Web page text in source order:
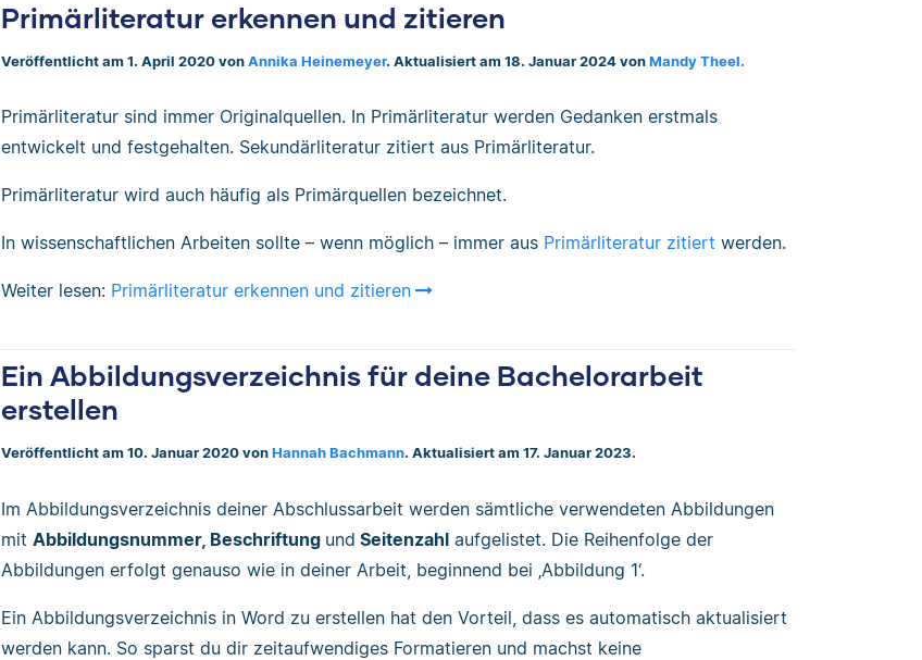
Primärliteratur erkennen und zitieren
Veröffentlicht am 1. April 2020 von Annika Heinemeyer. Aktualisiert am 18. Januar 2024 von Mandy Theel.
Primärliteratur sind immer Originalquellen. In Primärliteratur werden Gedanken erstmals
entwickelt und festgehalten. Sekundärliteratur zitiert aus Primärliteratur.
Primärliteratur wird auch häufig als Primärquellen bezeichnet.
In wissenschaftlichen Arbeiten sollte – wenn möglich – immer aus Primärliteratur zitiert werden.
Weiter lesen: Primärliteratur erkennen und zitieren
Ein Abbildungsverzeichnis für deine Bachelorarbeit
erstellen
Veröffentlicht am 10. Januar 2020 von Hannah Bachmann. Aktualisiert am 17. Januar 2023.
Im Abbildungsverzeichnis deiner Abschlussarbeit werden sämtliche verwendeten Abbildungen
mit Abbildungsnummer, Beschriftung und Seitenzahl aufgelistet. Die Reihenfolge der
Abbildungen erfolgt genauso wie in deiner Arbeit, beginnend bei ‚Abbildung 1‘.
Ein Abbildungsverzeichnis in Word zu erstellen hat den Vorteil, dass es automatisch aktualisiert
werden kann. So sparst du dir zeitaufwendiges Formatieren und machst keine